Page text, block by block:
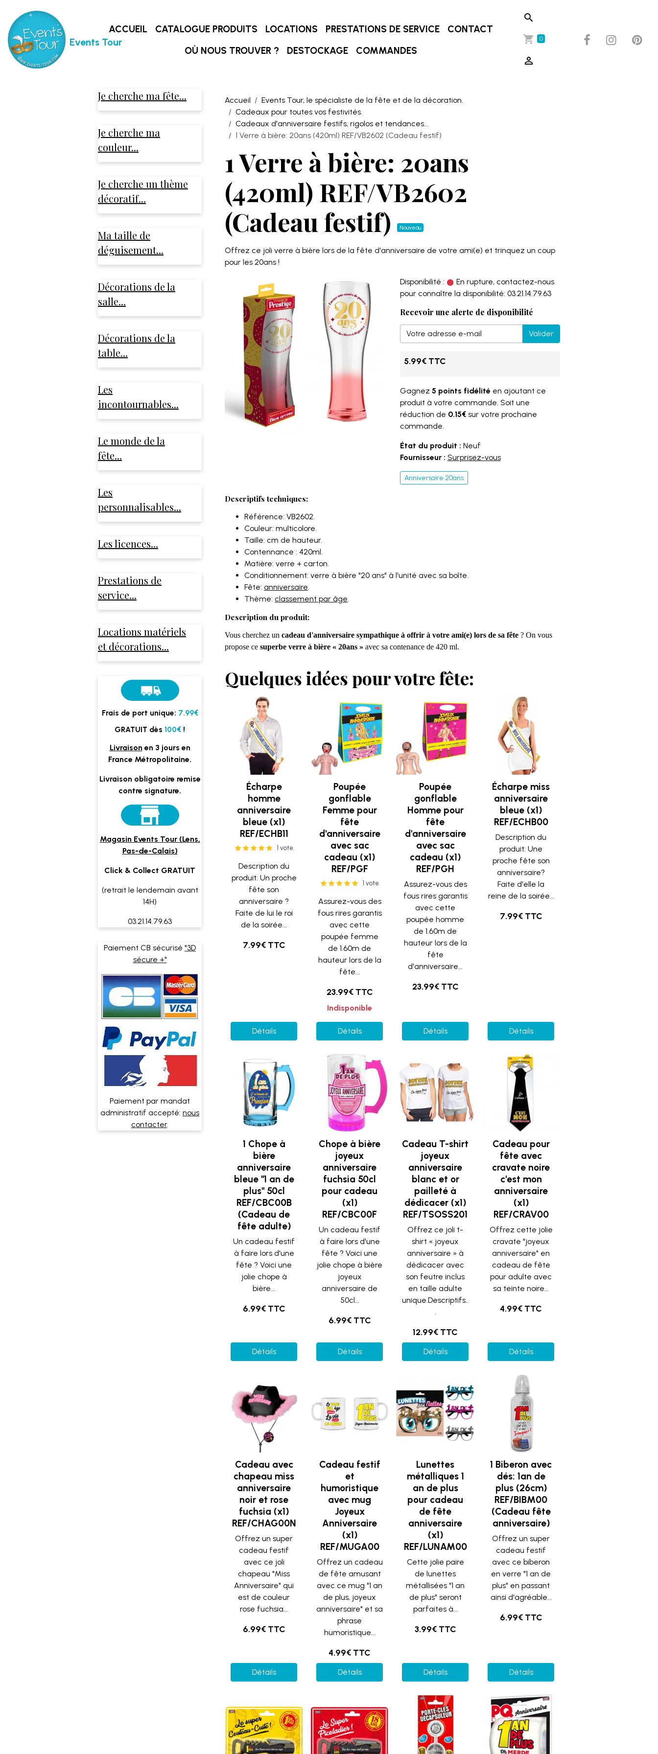
Events Tour
ACCUEIL CATALOGUE PRODUITS LOCATIONS PRESTATIONS DE SERVICE
CONTACT
OÙ NOUS TROUVER ?
DESTOCKAGE COMMANDES
0
Accueil
Events Tour, le spécialiste de la fête et de la décoration.
Cadeaux pour toutes vos festivités.
Cadeaux d'anniversaire festifs, rigolos et tendances...
1 Verre à bière: 20ans (420ml) REF/VB2602 (Cadeau festif)
1 Verre à bière: 20ans
(420ml) REF/VB2602
(Cadeau festif)
Nouveau
Offrez ce joli verre à bière lors de la fête d'anniversaire de votre ami(e) et trinquez un coup
pour les 20ans !
Disponibilité :
En rupture, contactez-nous
pour connaître la disponibilité: 03.21.14.79.63
Recevoir une alerte de disponibilité
Valider
5.99€ TTC
Gagnez 5 points fidélité en ajoutant ce
produit à votre commande. Soit une
réduction de 0.15€sur votre prochaine
commande.
État du produit : Neuf
Fournisseur : Surprisez-vous
Anniversaire 20ans
Descriptifs techniques:
Référence: VB2602.
Couleur: multicolore.
Taille: cm de hauteur.
Contennance : 420ml.
Matière: verre + carton.
Conditionnement: verre à bière "20 ans" à l'unité avec sa boîte.
Fête: anniversaire.
Thème: classement par âge.
Description du produit:
Vous cherchez un cadeau d'anniversaire sympathique à offrir à votre ami(e) lors de sa fête ? On vous
propose ce superbe verre à bière « 20ans » avec sa contenance de 420 ml.
Quelques idées pour votre fête:
Écharpe
homme
anniversaire
bleue (x1)
REF/ECHB11
1 vote.
Description du
produit: Un proche
fête son
anniversaire ?
Faite de lui le roi
de la soirée...
7.99€ TTC
Détails
Poupée
gonflable
Femme pour
fête
d'anniversaire
avec sac
cadeau (x1)
REF/PGF
1 vote.
Assurez-vous des
fous rires garantis
avec cette
poupée femme
de 1.60m de
hauteur lors de la
fête...
23.99€ TTC
Indisponible
Détails
Poupée
gonflable
Homme pour
fête
d'anniversaire
avec sac
cadeau (x1)
REF/PGH
Assurez-vous des
fous rires garantis
avec cette
poupée homme
de 1.60m de
hauteur lors de la
fête
d'anniversaire...
23.99€ TTC
Détails
Écharpe miss
anniversaire
bleue (x1)
REF/ECHB00
Description du
produit: Une
proche fête son
anniversaire?
Faite d'elle la
reine de la soirée...
7.99€ TTC
Détails
1 Chope à
bière
anniversaire
bleue "1 an de
plus" 50cl
REF/CBC00B
(Cadeau de
fête adulte)
Un cadeau festif
à faire lors d'une
fête ? Voici une
jolie chope à
bière...
6.99€ TTC
Détails
Chope à bière
joyeux
anniversaire
fuchsia 50cl
pour cadeau
(x1)
REF/CBC00F
Un cadeau festif
à faire lors d'une
fête ? Voici une
jolie chope à bière
joyeux
anniversaire de
50cl...
6.99€ TTC
Détails
Cadeau T-shirt
joyeux
anniversaire
blanc et or
pailleté à
dédicacer (x1)
REF/TSOSS201
Offrez ce joli t-
shirt « joyeux
anniversaire » à
dédicacer avec
son feutre inclus
en taille adulte
unique.Descriptifs..
.
12.99€ TTC
Détails
Cadeau pour
fête avec
cravate noire
c'est mon
anniversaire
(x1)
REF/CRAV00
Offrez cette jolie
cravate "joyeux
anniversaire" en
cadeau de fête
pour adulte avec
sa teinte noire...
4.99€ TTC
Détails
Cadeau avec
chapeau miss
anniversaire
noir et rose
fuchsia (x1)
REF/CHAG00N
Offrez un super
cadeau festif
avec ce joli
chapeau "Miss
Anniversaire" qui
est de couleur
rose fuchsia...
6.99€ TTC
Détails
Cadeau festif
et
humoristique
avec mug
Joyeux
Anniversaire
(x1)
REF/MUGA00
Offrez un cadeau
de fête amusant
avec ce mug "1 an
de plus, joyeux
anniversaire" et sa
phrase
humoristique...
4.99€ TTC
Détails
Lunettes
métalliques 1
an de plus
pour cadeau
de fête
anniversaire
(x1)
REF/LUNAM00
Cette jolie paire
de lunettes
métallisées "1 an
de plus" seront
parfaites à...
3.99€ TTC
Détails
1 Biberon avec
dés: 1an de
plus (26cm)
REF/BIBM00
(Cadeau fête
anniversaire)
Offrez un super
cadeau festif
avec ce biberon
en verre "1 an de
plus" en passant
ainsi d'agréable...
6.99€ TTC
Détails
Je cherche ma fête...
Je cherche ma
couleur...
Je cherche un thème
décoratif...
Ma taille de
déguisement...
Décorations de la
salle...
Décorations de la
table...
Les
incontournables...
Le monde de la
fête...
Les
personnalisables...
Les licences...
Prestations de
service...
Locations matériels
et décorations...
Frais de port unique: 7.99€
GRATUIT dès 100€ !
Livraison en 3 jours en
France Métropolitaine.
Livraison obligatoire remise
contre signature.
Magasin Events Tour (Lens,
Pas-de-Calais)
Click & Collect GRATUIT
(retrait le lendemain avant
14H)
03.21.14.79.63
Paiement CB sécurisé "3D
sécure +"
Paiement par mandat
administratif accepté: nous
contacter.